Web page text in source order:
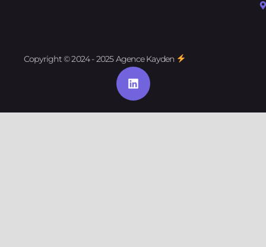
Copyright © 2024 - 2025 Agence Kayden